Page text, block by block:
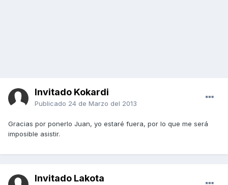
Invitado Kokardi
Publicado 24 de Marzo del 2013
Gracias por ponerlo Juan, yo estaré fuera, por lo que me será
imposible asistir.
Invitado Lakota